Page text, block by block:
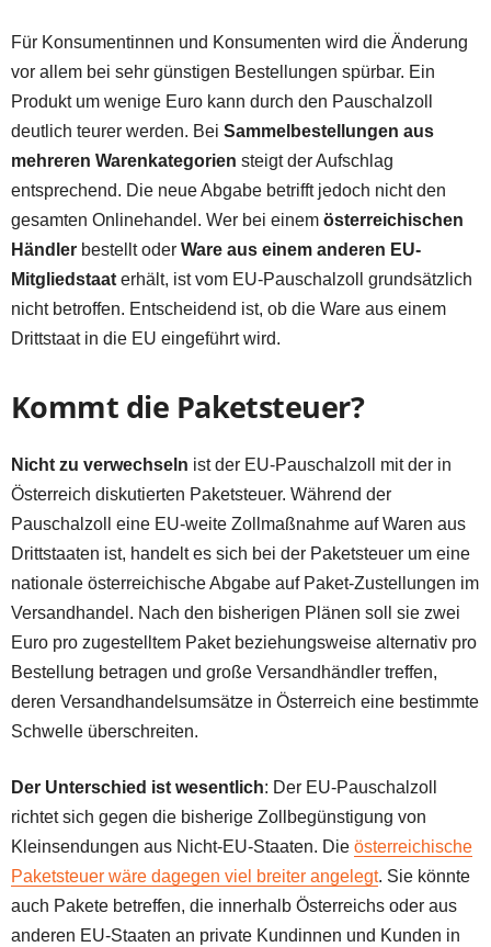
Für Konsumentinnen und Konsumenten wird die Änderung
vor allem bei sehr günstigen Bestellungen spürbar. Ein
Produkt um wenige Euro kann durch den Pauschalzoll
deutlich teurer werden. Bei Sammelbestellungen aus
mehreren Warenkategorien steigt der Aufschlag
entsprechend. Die neue Abgabe betrifft jedoch nicht den
gesamten Onlinehandel. Wer bei einem österreichischen
Händler bestellt oder Ware aus einem anderen EU-
Mitgliedstaat erhält, ist vom EU-Pauschalzoll grundsätzlich
nicht betroffen. Entscheidend ist, ob die Ware aus einem
Drittstaat in die EU eingeführt wird.
Kommt die Paketsteuer?
Nicht zu verwechseln ist der EU-Pauschalzoll mit der in
Österreich diskutierten Paketsteuer. Während der
Pauschalzoll eine EU-weite Zollmaßnahme auf Waren aus
Drittstaaten ist, handelt es sich bei der Paketsteuer um eine
nationale österreichische Abgabe auf Paket-Zustellungen im
Versandhandel. Nach den bisherigen Plänen soll sie zwei
Euro pro zugestelltem Paket beziehungsweise alternativ pro
Bestellung betragen und große Versandhändler treffen,
deren Versandhandelsumsätze in Österreich eine bestimmte
Schwelle überschreiten.
Der Unterschied ist wesentlich: Der EU-Pauschalzoll
richtet sich gegen die bisherige Zollbegünstigung von
Kleinsendungen aus Nicht-EU-Staaten. Die österreichische
Paketsteuer wäre dagegen viel breiter angelegt. Sie könnte
auch Pakete betreffen, die innerhalb Österreichs oder aus
anderen EU-Staaten an private Kundinnen und Kunden in